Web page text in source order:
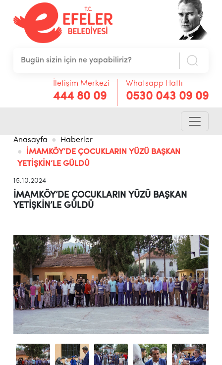
İletişim Merkezi
444 80 09
Whatsapp Hattı
0530 043 09 09
Anasayfa
Haberler
İMAMKÖY’DE ÇOCUKLARIN YÜZÜ BAŞKAN
YETİŞKİN’LE GÜLDÜ
15.10.2024
İMAMKÖY’DE ÇOCUKLARIN YÜZÜ BAŞKAN
YETİŞKİN’LE GÜLDÜ